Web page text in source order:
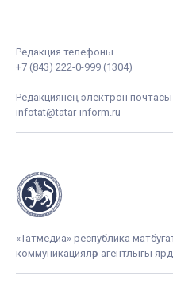
Редакция телефоны
+7 (843) 222-0-999 (1304)
Редакциянең электрон почтасы
infotat@tatar-inform.ru
«Татмедиа» республика
коммуникацияләр агентлыгы